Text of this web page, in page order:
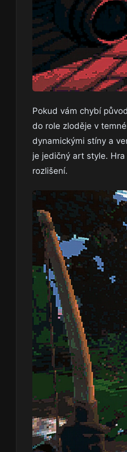
Pokud vám chybí
do role zloděje v
dynamickými stíny a
je jedičný art style.
rozlišení.